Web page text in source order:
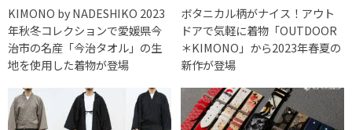
KIMONO by NADESHIKO 2023
年秋冬コレクションで愛媛県今
治市の名産「今治タオル」の生
地を使用した着物が登場
ボタニカル柄がナイス！アウト
ドアで気軽に着物「OUTDOOR
＊KIMONO」から2023年春夏の
新作が登場